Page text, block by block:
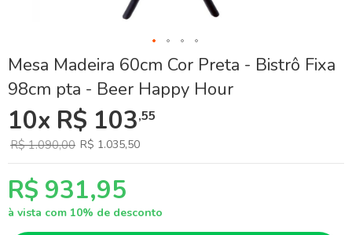
Mesa Madeira 60cm Cor Preta - Bistrô Fixa
98cm pta - Beer Happy Hour
10x R$ 103,55
R$ 1.090,00 R$ 1.035,50
R$ 931,95
à vista com 10% de desconto
Skip
to
the
of
the
images